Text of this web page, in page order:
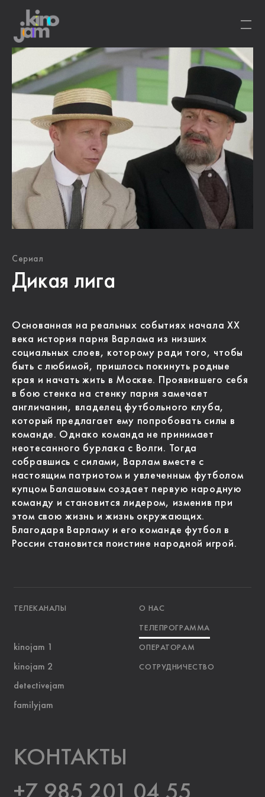
Сериал
Дикая лига
Основанная на реальных событиях начала XX
века история парня Варлама из низших
социальных слоев, которому ради того, чтобы
быть с любимой, пришлось покинуть родные
края и начать жить в Москве. Проявившего себя
в бою стенка на стенку парня замечает
англичанин, владелец футбольного клуба,
который предлагает ему попробовать силы в
команде. Однако команда не принимает
неотесанного бурлака с Волги. Тогда
собравшись с силами, Варлам вместе с
настоящим патриотом и увлеченным футболом
купцом Балашовым создает первую народную
команду и становится лидером, изменив при
этом свою жизнь и жизнь окружающих.
Благодаря Варламу и его команде футбол в
России становится поистине народной игрой.
ТЕЛЕКАНАЛЫ О НАС
ТЕЛЕПРОГРАММА
ОПЕРАТОРАМ
СОТРУДНИЧЕСТВО
kinojam 1
kinojam 2
detectivejam
familyjam
KOНТАКТЫ
+7 985 201 04 55